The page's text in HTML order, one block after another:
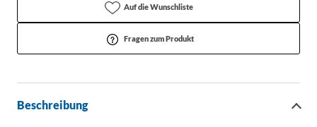
Auf die Wunschliste
Fragen zum Produkt
Beschreibung